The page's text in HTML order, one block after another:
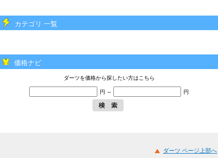
カテゴリ 一覧
価格ナビ
ダーツを価格から探したい方はこちら
円 ～ 円
ダーツ ページ上部へ